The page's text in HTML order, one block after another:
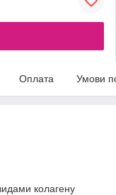
Оплата Умови
колагену